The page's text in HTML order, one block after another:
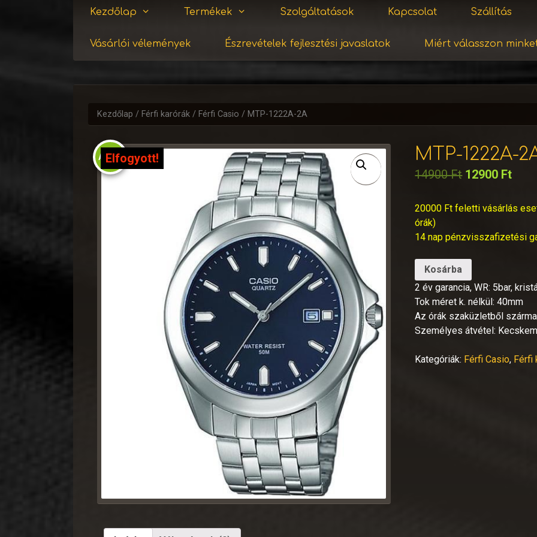
Kezdőlap Termékek Szolgáltatások Kapcsolat Szállítás
Vásárlói vélemények Észrevételek fejlesztési javaslatok Miért válasszon
Kezdőlap / Férfi karórák / Férfi Casio / MTP-1222A-2A
Akció!
Elfogyott! MTP-1222A-
14900Ft 12900 Ft
20000 Ft feletti vásárlás
órák)
14 nap pénzvisszafizetési
Kosárba
2 év garancia, WR: 5bar,
Tok méret k. nélkül: 40mm
Az órák szaküzletből
Személyes átvétel:
Kategóriák: Férfi Casio, Férfi